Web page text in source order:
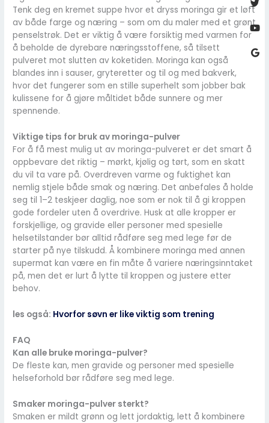
Tenk deg en kremet suppe hvor et dryss moringa gir et løft
av både farge og næring – som om du maler med et grønt
penselstrøk. Det er viktig å være forsiktig med varmen for
å beholde de dyrebare næringsstoffene, så tilsett
pulveret mot slutten av koketiden. Moringa kan også
blandes inn i sauser, gryteretter og til og med bakverk,
hvor det fungerer som en stille superhelt som jobber bak
kulissene for å gjøre måltidet både sunnere og mer
spennende.
Viktige tips for bruk av moringa-pulver
For å få mest mulig ut av moringa-pulveret er det smart å
oppbevare det riktig – mørkt, kjølig og tørt, som en skatt
du vil ta vare på. Overdreven varme og fuktighet kan
nemlig stjele både smak og næring. Det anbefales å holde
seg til 1–2 teskjeer daglig, noe som er nok til å gi kroppen
gode fordeler uten å overdrive. Husk at alle kropper er
forskjellige, og gravide eller personer med spesielle
helsetilstander bør alltid rådføre seg med lege før de
starter på nye tilskudd. Å kombinere moringa med annen
supermat kan være en fin måte å variere næringsinntaket
på, men det er lurt å lytte til kroppen og justere etter
behov.
les også: Hvorfor søvn er like viktig som trening
FAQ
Kan alle bruke moringa-pulver?
De fleste kan, men gravide og personer med spesielle
helseforhold bør rådføre seg med lege.
Smaker moringa-pulver sterkt?
Smaken er mildt grønn og lett jordaktig, lett å kombinere